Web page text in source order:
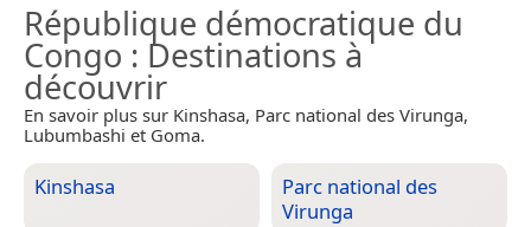
République démocratique du
Congo : Destinations à
découvrir
En savoir plus sur Kinshasa, Parc national des Virunga,
Lubumbashi et Goma.
Kinshasa
Parc national des
Virunga